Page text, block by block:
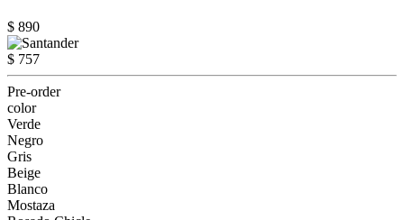
$ 890
$ 757
Pre-order
color
Verde
Negro
Gris
Beige
Blanco
Mostaza